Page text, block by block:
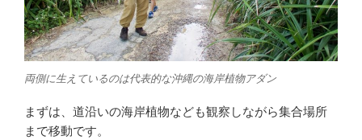
両側に生えているのは代表的な沖縄の海岸植物アダン
まずは、道沿いの海岸植物なども観察しながら集合場所
まで移動です。